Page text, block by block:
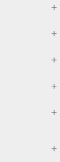
+
+
+
+
+
+